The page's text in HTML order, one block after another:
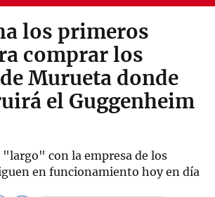
los primeros
comprar los
Murueta donde
el Guggenheim
"largo" con la empresa de los
en funcionamiento hoy en día